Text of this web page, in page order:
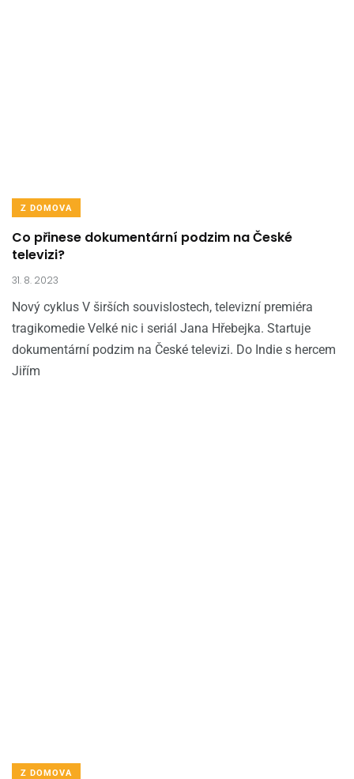
Z DOMOVA
Co přinese dokumentární podzim na České
televizi?
31. 8. 2023
Nový cyklus V širších souvislostech, televizní premiéra
tragikomedie Velké nic i seriál Jana Hřebejka. Startuje
dokumentární podzim na České televizi. Do Indie s hercem
Jiřím
Z DOMOVA